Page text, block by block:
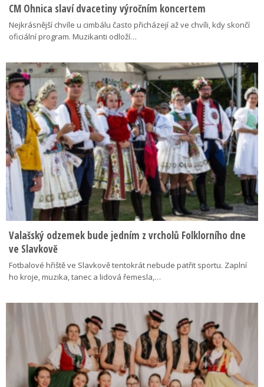
CM Ohnica slaví dvacetiny výročním koncertem
Nejkrásnější chvíle u cimbálu často přicházejí až ve chvíli, kdy skončí
oficiální program. Muzikanti odloží…
Valašský odzemek bude jedním z vrcholů Folklorního dne
ve Slavkově
Fotbalové hřiště ve Slavkově tentokrát nebude patřit sportu. Zaplní
ho kroje, muzika, tanec a lidová řemesla,…